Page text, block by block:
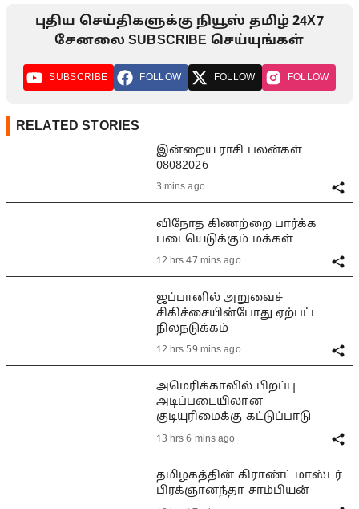
புதிய செய்திகளுக்கு நியூஸ் தமிழ் 24X7
சேனலை SUBSCRIBE செய்யுங்கள்
SUBSCRIBE FOLLOW FOLLOW FOLLOW
RELATED STORIES
இன்றைய ராசி பலன்கள்
08082026
3 mins ago
விநோத கிணற்றை பார்க்க
படையெடுக்கும் மக்கள்
12 hrs 47 mins ago
ஜப்பானில் அறுவைச்
சிகிச்சையின்போது ஏற்பட்ட
நிலநடுக்கம்
12 hrs 59 mins ago
அமெரிக்காவில் பிறப்பு
அடிப்படையிலான
குடியுரிமைக்கு கட்டுப்பாடு
13 hrs 6 mins ago
தமிழகத்தின் கிராண்ட் மாஸ்டர்
பிரக்ஞானந்தா சாம்பியன்